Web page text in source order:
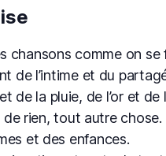
chansons comme on
de l’intime et du
de la pluie, de l’or et
rien, tout autre chose.
et des enfances.